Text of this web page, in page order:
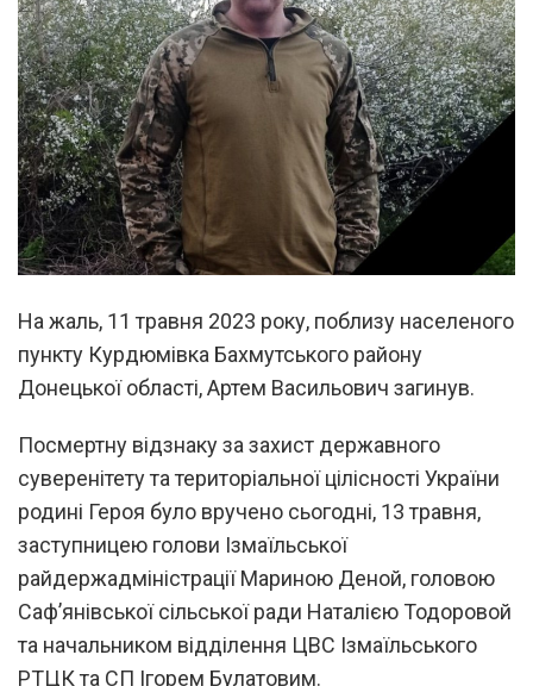
На жаль, 11 травня 2023 року, поблизу населеного
пункту Курдюмівка Бахмутського району
Донецької області, Артем Васильович загинув.
Посмертну відзнаку за захист державного
суверенітету та територіальної цілісності України
родині Героя було вручено сьогодні, 13 травня,
заступницею голови Ізмаїльської
райдержадміністрації Мариною Деной, головою
Саф’янівської сільської ради Наталією Тодоровой
та начальником відділення ЦВС Ізмаїльського
РТЦК та СП Ігорем Булатовим.